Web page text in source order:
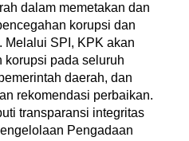
dalam memetakan dan
korupsi dan
Melalui SPI, KPK akan
korupsi pada seluruh
daerah, dan
rekomendasi perbaikan.
transparansi integritas
Pengadaan